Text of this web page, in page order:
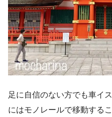
足に自信のない方でも車イ
にはモノレールで移動する